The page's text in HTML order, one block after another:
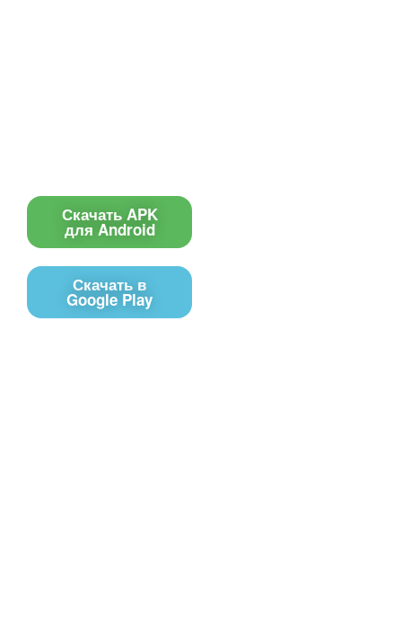
Скачать APK
для Android
Скачать в
Google Play